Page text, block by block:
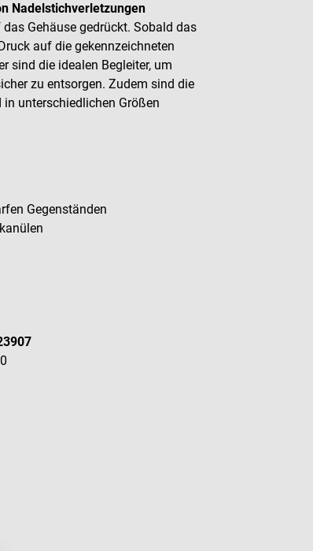
Nadelstichverletzungen
Gehäuse gedrückt. Sobald das
auf die gekennzeichneten
sind die idealen Begleiter, um
zu entsorgen. Zudem sind die
unterschiedlichen Größen
Gegenständen